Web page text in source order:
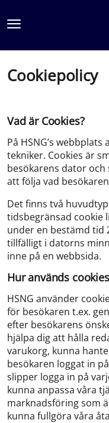
Cookiepolicy
Vad är Cookies?
På HSNG’s
tekniker. Cookies är
besökarens dator
att följa vad
Det finns två
tidsbegränsad cookie
under en bestämd tid
tillfälligt i datorns
inne på en webbsida.
Hur används
HSNG använder
för besökaren t.ex.
efter besökarens
hjälpa dig att hålla
varukorg, kunna
besökaren loggat in
slipper logga in på
kunna anpassa våra
marknadsföring som
kunna fullgöra våra